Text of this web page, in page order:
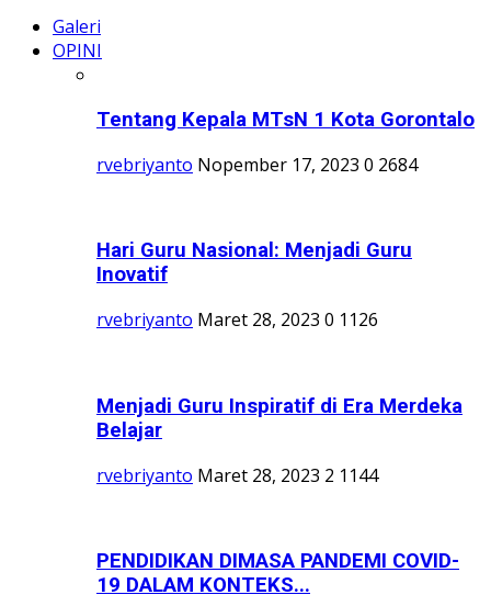
Galeri
OPINI
Tentang Kepala MTsN 1 Kota Gorontalo
rvebriyanto Nopember 17, 2023 0 2684
Hari Guru Nasional: Menjadi Guru
Inovatif
rvebriyanto Maret 28, 2023 0 1126
Menjadi Guru Inspiratif di Era Merdeka
Belajar
rvebriyanto Maret 28, 2023 2 1144
PENDIDIKAN DIMASA PANDEMI COVID-
19 DALAM KONTEKS...